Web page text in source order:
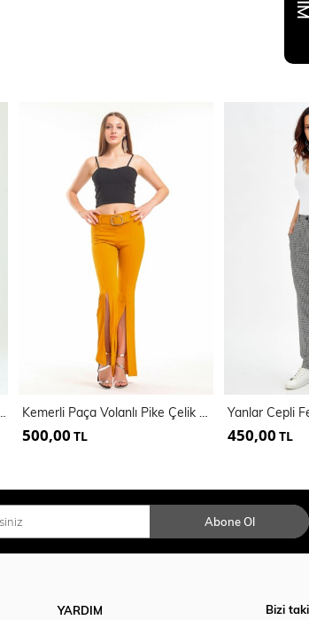
500,00 TL 450,00 TL
Abone Ol
YARDIM Bizi